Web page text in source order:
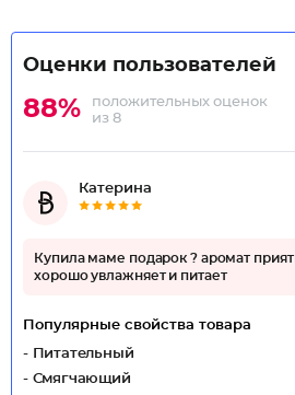
Оценки пользователей
88%
положительных оценок
из 8
Катерина
Купила маме подарок ? аромат
хорошо увлажняет и питает
Популярные свойства товара
- Питательный
- Смягчающий